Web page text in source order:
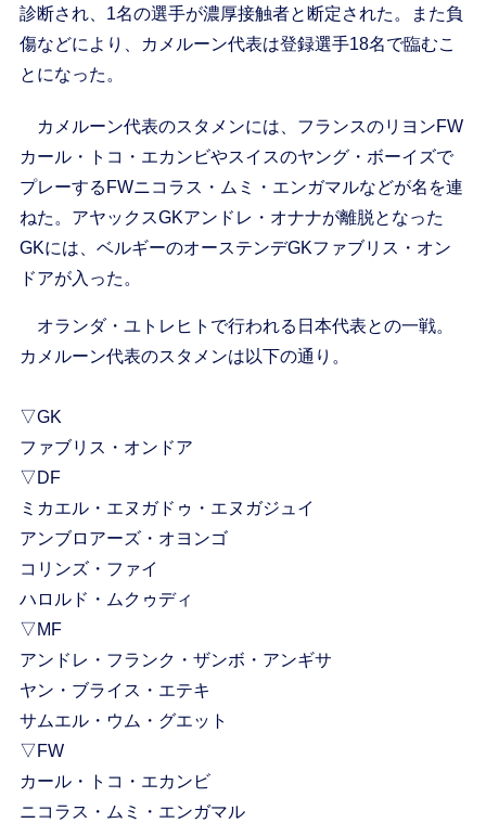
診断され、1名の選手が濃厚接触者と断定された。また負
傷などにより、カメルーン代表は登録選手18名で臨むこ
とになった。
カメルーン代表のスタメンには、フランスのリヨンFW
カール・トコ・エカンビやスイスのヤング・ボーイズで
プレーするFWニコラス・ムミ・エンガマルなどが名を連
ねた。アヤックスGKアンドレ・オナナが離脱となった
GKには、ベルギーのオーステンデGKファブリス・オン
ドアが入った。
オランダ・ユトレヒトで行われる日本代表との一戦。
カメルーン代表のスタメンは以下の通り。
▽GK
ファブリス・オンドア
▽DF
ミカエル・エヌガドゥ・エヌガジュイ
アンブロアーズ・オヨンゴ
コリンズ・ファイ
ハロルド・ムクゥディ
▽MF
アンドレ・フランク・ザンボ・アンギサ
ヤン・ブライス・エテキ
サムエル・ウム・グエット
▽FW
カール・トコ・エカンビ
ニコラス・ムミ・エンガマル